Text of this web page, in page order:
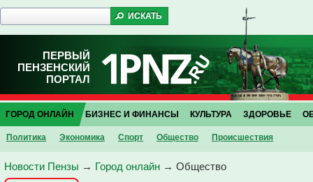
ПЕРВЫЙ
ПЕНЗЕНСКИЙ
ПОРТАЛ
ГОРОД ОНЛАЙН
Политика Экономика Спорт Общество Проиcшествия
БИЗНЕС И ФИНАНСЫ КУЛЬТУРА ЗДОРОВЬЕ
Новости Пензы → Город онлайн → Общество